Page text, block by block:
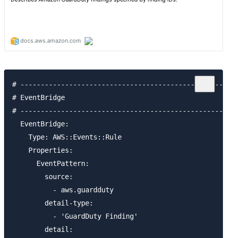
#
# EventBridge
#
  EventBridge:
    Type: AWS::Events::Rule
    Properties:
      EventPattern:
        source:
          - aws.guardduty
        detail-type:
          - 'GuardDuty Finding'
        detail: